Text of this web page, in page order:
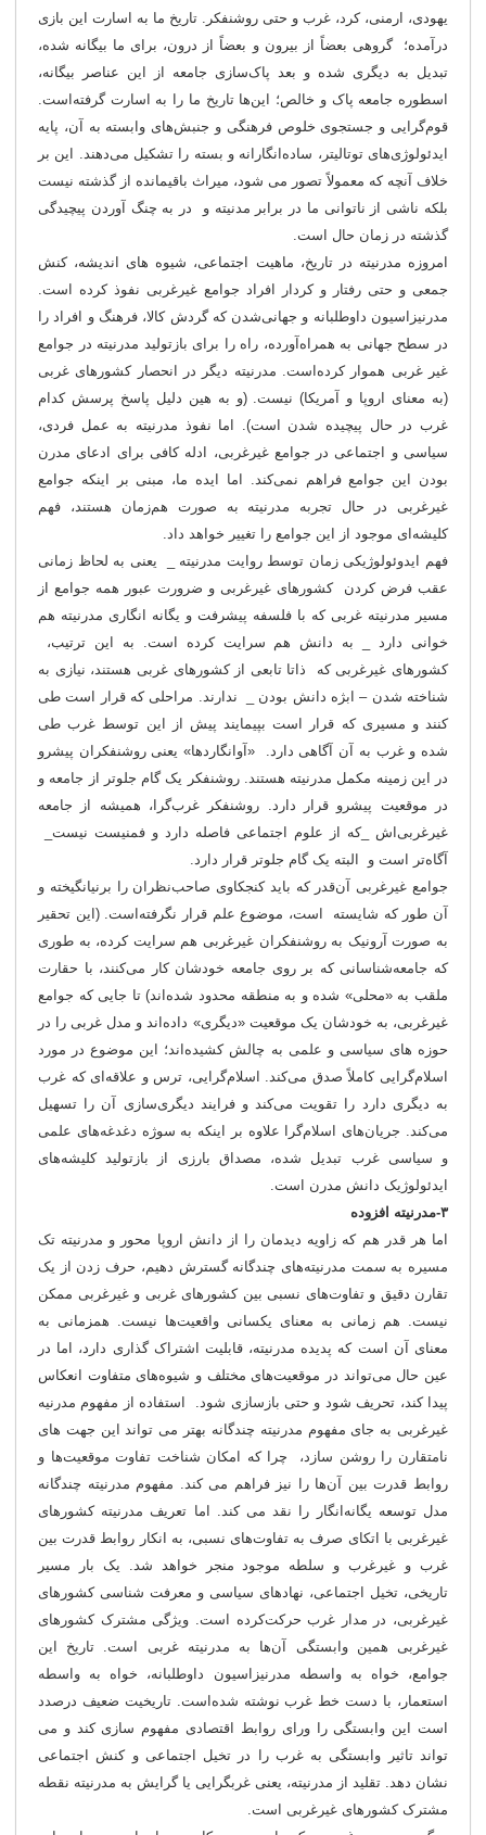
یهودی، ارمنی، کرد، غرب و حتی روشنفکر. تاریخ ما به اسارت این بازی
درآمده؛ گروهی بعضاً از بیرون و بعضاً از درون، برای ما بیگانه شده،
تبدیل به دیگری شده و بعد پاک‌سازی جامعه از این عناصر بیگانه،
اسطوره جامعه پاک و خالص؛ این‌ها تاریخ ما را به اسارت گرفته‌است.
قوم‌گرایی و جستجوی خلوص فرهنگی و جنبشهای وابسته به آن، پایه
ایدئولوژی‌های توتالیتر، ساده‌انگارانه و بسته را تشکیل می‌دهند. این بر
خلاف آنچه که معمولاً تصور می شود، میراث باقیمانده از گذشته نیست
بلکه ناشی از ناتوانی ما در برابر مدنیته و در به چنگ آوردن پیچیدگی
گذشته در زمان حال است.
امروزه مدرنیته در تاریخ، ماهیت اجتماعی، شیوه های اندیشه، کنش
جمعی و حتی رفتار و کردار افراد جوامع غیرغربی نفوذ کرده است.
مدرنیزاسیون داوطلبانه و جهانی‌شدن که گردش کالا، فرهنگ و افراد را
در سطح جهانی به همراه‌آورده، راه را برای بازتولید مدرنیته در جوامع
غیر غربی هموار کرده‌است. مدرنیته دیگر در انحصار کشورهای غربی
(به معنای اروپا و آمریکا) نیست. (و به هین دلیل پاسخ پرسش کدام
غرب در حال پیچیده شدن است). اما نفوذ مدرنیته به عمل فردی،
سیاسی و اجتماعی در جوامع غیرغربی، ادله کافی برای ادعای مدرن
بودن این جوامع فراهم نمی‌کند. اما ایده ما، مبنی بر اینکه جوامع
غیرغربی در حال تجربه مدرنیته به صورت هم‌زمان هستند، فهم
کلیشه‌ای موجود از این جوامع را تغییر خواهد داد.
فهم ایدوئولوژیکی زمان توسط روایت مدرنیته _ یعنی به لحاظ زمانی
عقب فرض کردن کشورهای غیرغربی و ضرورت عبور همه جوامع از
مسیر مدرنیته غربی که با فلسفه پیشرفت و یگانه انگاری مدرنیته هم
خوانی دارد _ به دانش هم سرایت کرده است. به این ترتیب،
کشورهای غیرغربی که ذاتا تابعی از کشورهای غربی هستند، نیازی به
شناخته شدن – ابژه دانش بودن _ ندارند. مراحلی که قرار است طی
کنند و مسیری که قرار است بپیمایند پیش از این توسط غرب طی
شده و غرب به آن آگاهی دارد. «آوانگاردها» یعنی روشنفکران پیشرو
در این زمینه مکمل مدرنیته هستند. روشنفکر یک گام جلوتر از جامعه و
در موقعیت پیشرو قرار دارد. روشنفکر غرب‌گرا، همیشه از جامعه
غیرغربی‌اش _که از علوم اجتماعی فاصله دارد و فمنیست نیست_
آگاه‌تر است و البته یک گام جلوتر قرار دارد.
جوامع غیرغربی آن‌قدر که باید کنجکاوی صاحب‌نظران را برنیانگیخته و
آن طور که شایسته است، موضوع علم قرار نگرفته‌است. (این تحقیر
به صورت آرونیک به روشنفکران غیرغربی هم سرایت کرده، به طوری
که جامعه‌شناسانی که بر روی جامعه خودشان کار می‌کنند، با حقارت
ملقب به «محلی» شده و به منطقه محدود شده‌اند) تا جایی که جوامع
غیرغربی، به خودشان یک موقعیت «دیگری» داده‌اند و مدل غربی را در
حوزه های سیاسی و علمی به چالش کشیده‌اند؛ این موضوع در مورد
اسلام‌گرایی کاملاً صدق می‌کند. اسلام‌گرایی، ترس و علاقه‌ای که غرب
به دیگری دارد را تقویت می‌کند و فرایند دیگری‌سازی آن را تسهیل
می‌کند. جریان‌های اسلام‌گرا علاوه بر اینکه به سوژه دغدغه‌های علمی
و سیاسی غرب تبدیل شده‌، مصداق بارزی از بازتولید کلیشه‌های
ایدئولوژیک دانش مدرن است.
۳-مدرنیته افزوده
اما هر قدر هم که زاویه دیدمان را از دانش اروپا محور و مدرنیته تک
مسیره به سمت مدرنیته‌های چندگانه گسترش دهیم، حرف زدن از یک
تقارن دقیق و تفاوت‌های نسبی بین کشورهای غربی و غیرغربی ممکن
نیست. هم زمانی به معنای یکسانی واقعیت‌ها نیست. همزمانی به
معنای آن است که پدیده مدرنیته، قابلیت اشتراک گذاری دارد، اما در
عین حال می‌تواند در موقعیت‌های مختلف و شیوه‌های متفاوت انعکاس
پیدا ‌کند، تحریف شود و حتی بازسازی شود. استفاده از مفهوم مدرنیه
غیرغربی به جای مفهوم مدرنیته چندگانه بهتر می تواند این جهت های
نامتقارن را روشن سازد، چرا که امکان شناخت تفاوت موقعیت‎‌ها و
روابط قدرت بین آن‌ها را نیز فراهم می کند. مفهوم مدرنیته چندگانه
مدل توسعه یگانه‌انگار را نقد می کند. اما تعریف مدرنیته کشورهای
غیرغربی با اتکای صرف به تفاوت‌های نسبی، به انکار روابط قدرت بین
غرب و غیرغرب و سلطه موجود منجر خواهد شد. یک بار مسیر
تاریخی، تخیل اجتماعی، نهادهای سیاسی و معرفت شناسی کشورهای
غیرغربی، در مدار غرب حرکت‌کرده است. ویژگی مشترک کشورهای
غیرغربی همین وابستگی آن‌ها به مدرنیته غربی است. تاریخ این
جوامع، خواه به واسطه مدرنیزاسیون داوطلبانه، خواه به واسطه
استعمار، با دست خط غرب نوشته شده‌است. تاریخیت ضعیف درصدد
است این وابستگی را ورای روابط اقتصادی مفهوم سازی کند و می
تواند تاثیر وابستگی به غرب را در تخیل اجتماعی و کنش اجتماعی
نشان دهد. تقلید از مدرنیته، یعنی غربگرایی یا گرایش به مدرنیته نقطه
مشترک کشورهای غیرغربی است.